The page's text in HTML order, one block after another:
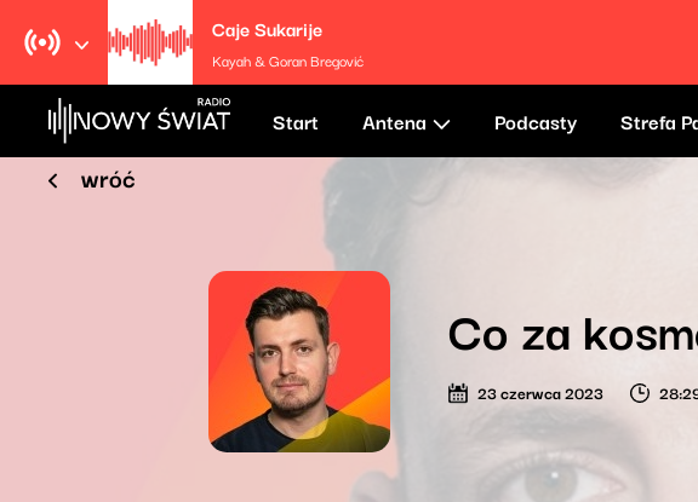
Caje Sukarije
Kayah & Goran Bregović
Start Antena Podcasty Strefa
wróć
Co za
23 czerwca 2023